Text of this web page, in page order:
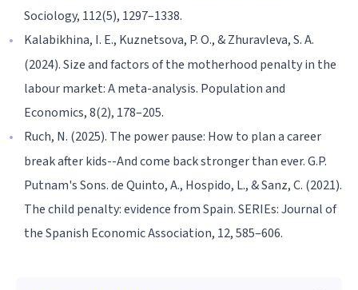
Sociology, 112(5), 1297–1338.
Kalabikhina, I. E., Kuznetsova, P. O., & Zhuravleva, S. A.
(2024). Size and factors of the motherhood penalty in the
labour market: A meta-analysis. Population and
Economics, 8(2), 178–205.
Ruch, N. (2025). The power pause: How to plan a career
break after kids--And come back stronger than ever. G.P.
Putnam's Sons. de Quinto, A., Hospido, L., & Sanz, C. (2021).
The child penalty: evidence from Spain. SERIEs: Journal of
the Spanish Economic Association, 12, 585–606.